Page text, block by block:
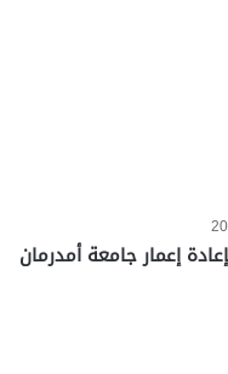
إعمار جامعة أمدرمان